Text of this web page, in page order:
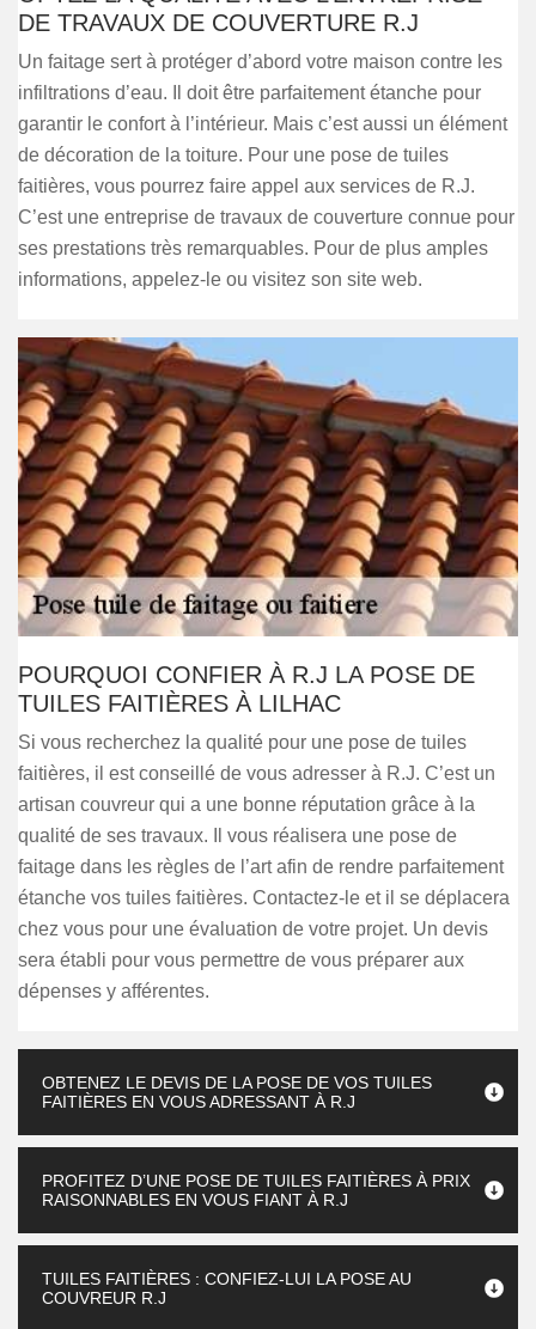
DE TRAVAUX DE COUVERTURE R.J
Un faitage sert à protéger d’abord votre maison contre les
infiltrations d’eau. Il doit être parfaitement étanche pour
garantir le confort à l’intérieur. Mais c’est aussi un élément
de décoration de la toiture. Pour une pose de tuiles
faitières, vous pourrez faire appel aux services de R.J.
C’est une entreprise de travaux de couverture connue pour
ses prestations très remarquables. Pour de plus amples
informations, appelez-le ou visitez son site web.
POURQUOI CONFIER À R.J LA POSE DE
TUILES FAITIÈRES À LILHAC
Si vous recherchez la qualité pour une pose de tuiles
faitières, il est conseillé de vous adresser à R.J. C’est un
artisan couvreur qui a une bonne réputation grâce à la
qualité de ses travaux. Il vous réalisera une pose de
faitage dans les règles de l’art afin de rendre parfaitement
étanche vos tuiles faitières. Contactez-le et il se déplacera
chez vous pour une évaluation de votre projet. Un devis
sera établi pour vous permettre de vous préparer aux
dépenses y afférentes.
OBTENEZ LE DEVIS DE LA POSE DE VOS TUILES
FAITIÈRES EN VOUS ADRESSANT À R.J
PROFITEZ D’UNE POSE DE TUILES FAITIÈRES À PRIX
RAISONNABLES EN VOUS FIANT À R.J
TUILES FAITIÈRES : CONFIEZ-LUI LA POSE AU
COUVREUR R.J